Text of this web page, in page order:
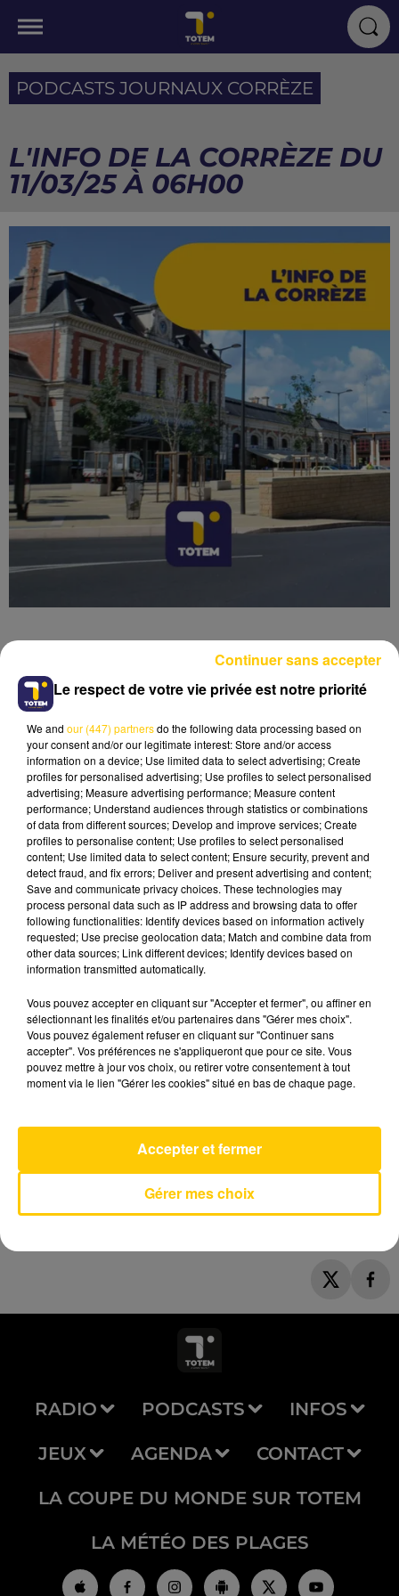
PODCASTS JOURNAUX CORRÈZE
L'INFO DE LA CORRÈZE DU
11/03/25 À 06H00
11 mars 2025 - 4 min 6 sec
L'INFO DE LA CORRÈZE DU 11/03/25 À
06H00
Ecoutez sur Totem l'information à Tulle, Brive,
dans le Nord du Lot et le pays sarladais avec les
reportages de nos journalistes sur le terrain.
SHAKIRA & BURNA BOY
RADIO PODCASTS INFOS
JEUX AGENDA CONTACT
LA COUPE DU MONDE SUR TOTEM
LA MÉTÉO DES PLAGES
Le respect de votre vie privée est notre priorité
We and our (447) partnersdo the following data processing based on
your consent and/or our legitimate interest: Store and/or access
information on a device; Use limited data to select advertising; Create
profiles for personalised advertising; Use profiles to select personalised
advertising; Measure advertising performance; Measure content
performance; Understand audiences through statistics or combinations
of data from different sources; Develop and improve services; Create
profiles to personalise content; Use profiles to select personalised
content; Use limited data to select content; Ensure security, prevent and
detect fraud, and fix errors; Deliver and present advertising and content;
Save and communicate privacy choices. These technologies may
process personal data such as IP address and browsing data to offer
following functionalities: Identify devices based on information actively
requested; Use precise geolocation data; Match and combine data from
other data sources; Link different devices; Identify devices based on
information transmitted automatically.
Vous pouvez accepter en cliquant sur "Accepter et fermer", ou affiner en
sélectionnant les finalités et/ou partenaires dans "Gérer mes choix".
Vous pouvez également refuser en cliquant sur "Continuer sans
accepter". Vos préférences ne s'appliqueront que pour ce site. Vous
pouvez mettre à jour vos choix, ou retirer votre consentement à tout
moment via le lien "Gérer les cookies" situé en bas de chaque page.
Gérer mes choix
Accepter et fermer
Continuer sans accepter